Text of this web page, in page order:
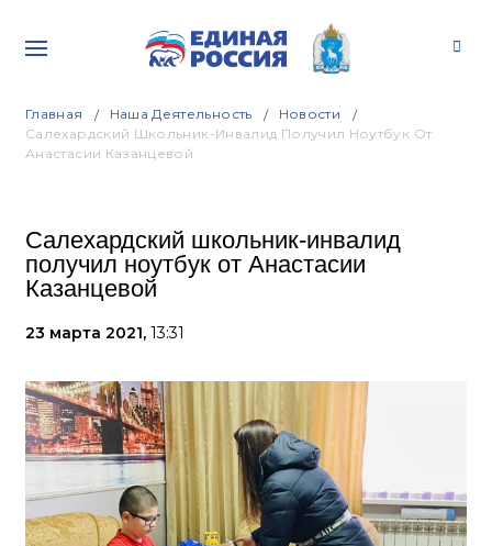
Главная Наша Деятельность
Новости
Салехардский Школьник-Инвалид Получил Ноутбук От
Анастасии Казанцевой
Салехардский школьник-инвалид
получил ноутбук от Анастасии
Казанцевой
23 марта 2021, 13:31